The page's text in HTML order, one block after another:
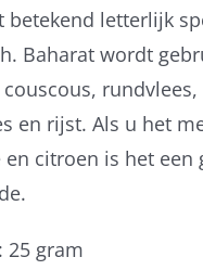
betekend letterlijk
Baharat wordt
couscous, rundvlees,
en rijst. Als u het
citroen is het een
25 gram